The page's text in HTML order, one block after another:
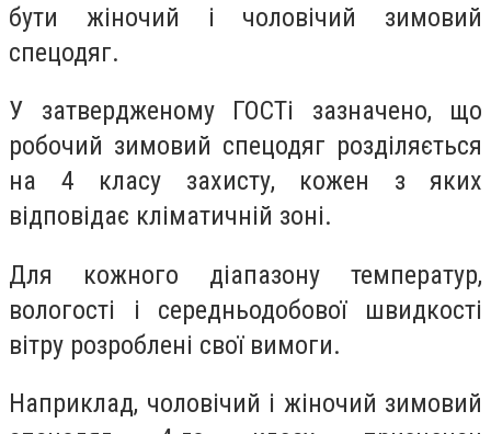
бути жіночий і чоловічий зимовий
спецодяг.
У затвердженому ГОСТі зазначено, що
робочий зимовий спецодяг розділяється
на 4 класу захисту, кожен з яких
відповідає кліматичній зоні.
Для кожного діапазону температур,
вологості і середньодобової швидкості
вітру розроблені свої вимоги.
Наприклад, чоловічий і жіночий зимовий